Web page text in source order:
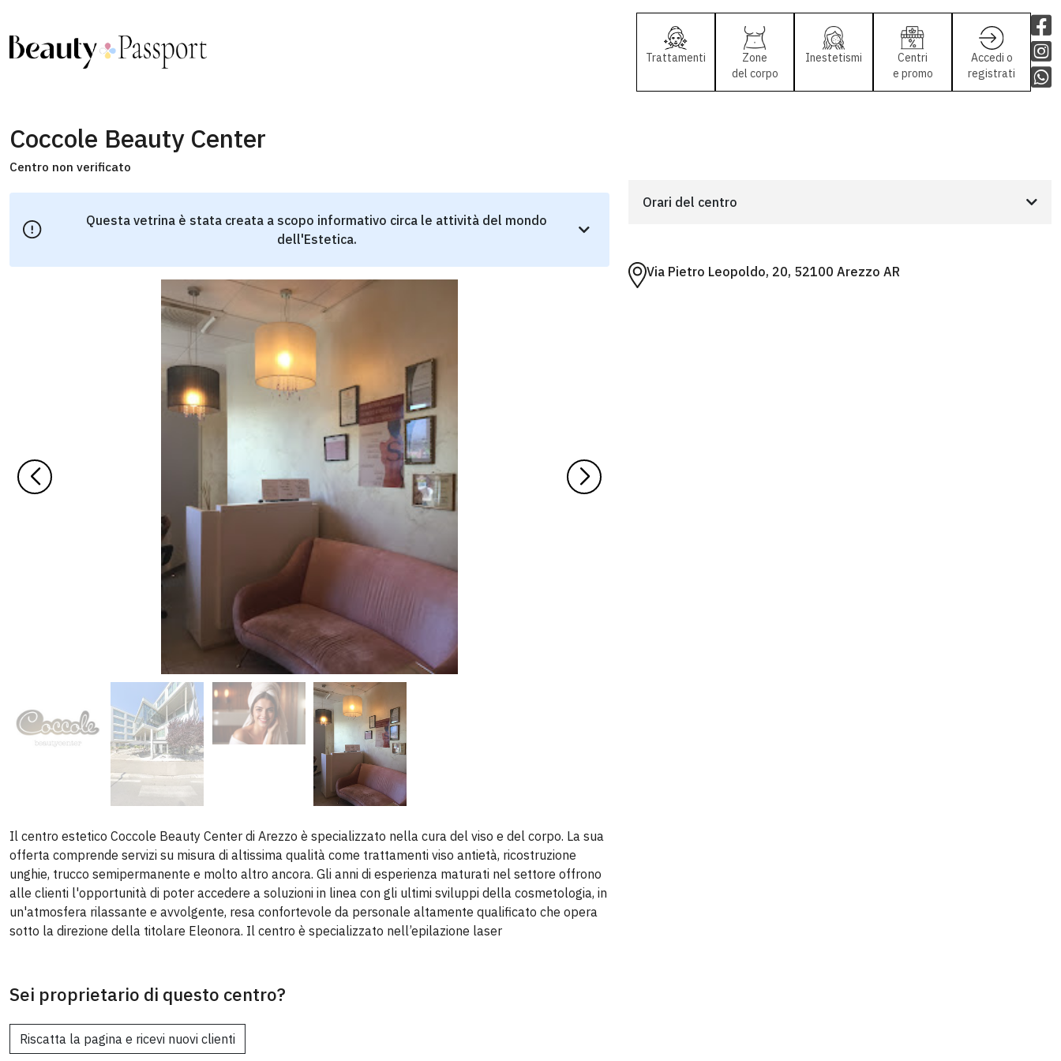
Trattamenti
Zone
del corpo
Inestetismi
Centri
e promo
Accedi o
registrati
Coccole Beauty Center
Centro non verificato
Questa vetrina è stata creata a scopo informativo circa le attività del mondo
dell'Estetica.
Il centro estetico Coccole Beauty Center di Arezzo è specializzato nella cura del viso e del corpo. La sua
offerta comprende servizi su misura di altissima qualità come trattamenti viso antietà, ricostruzione
unghie, trucco semipermanente e molto altro ancora. Gli anni di esperienza maturati nel settore offrono
alle clienti l'opportunità di poter accedere a soluzioni in linea con gli ultimi sviluppi della cosmetologia, in
un'atmosfera rilassante e avvolgente, resa confortevole da personale altamente qualificato che opera
sotto la direzione della titolare Eleonora. Il centro è specializzato nell’epilazione laser
Sei proprietario di questo centro?
Riscatta la pagina e ricevi nuovi clienti
Orari del centro
Via Pietro Leopoldo, 20, 52100 Arezzo AR